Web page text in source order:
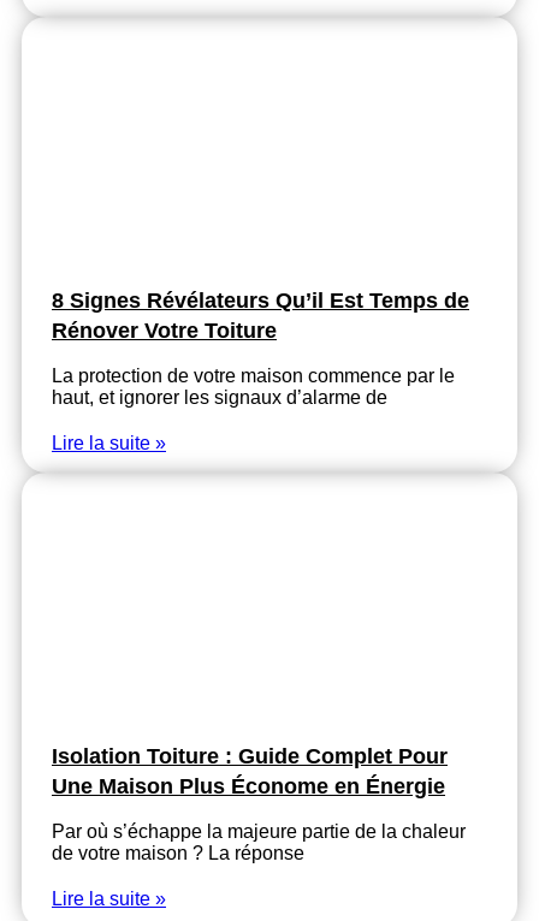
8 Signes Révélateurs Qu’il Est Temps de
Rénover Votre Toiture
La protection de votre maison commence par le
haut, et ignorer les signaux d’alarme de
Lire la suite »
Isolation Toiture : Guide Complet Pour
Une Maison Plus Économe en Énergie
Par où s’échappe la majeure partie de la chaleur
de votre maison ? La réponse
Lire la suite »